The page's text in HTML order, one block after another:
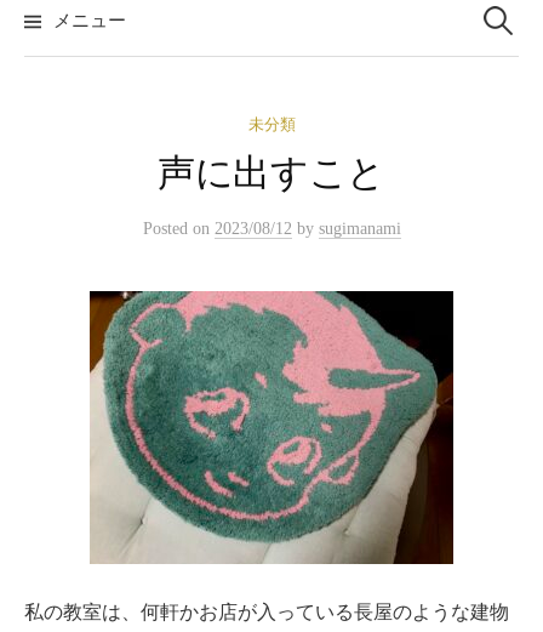
メニュー
索:
未分類
声に出すこと
Posted on 2023/08/12 by sugimanami
私の教室は、何軒かお店が入っている長屋のような建物